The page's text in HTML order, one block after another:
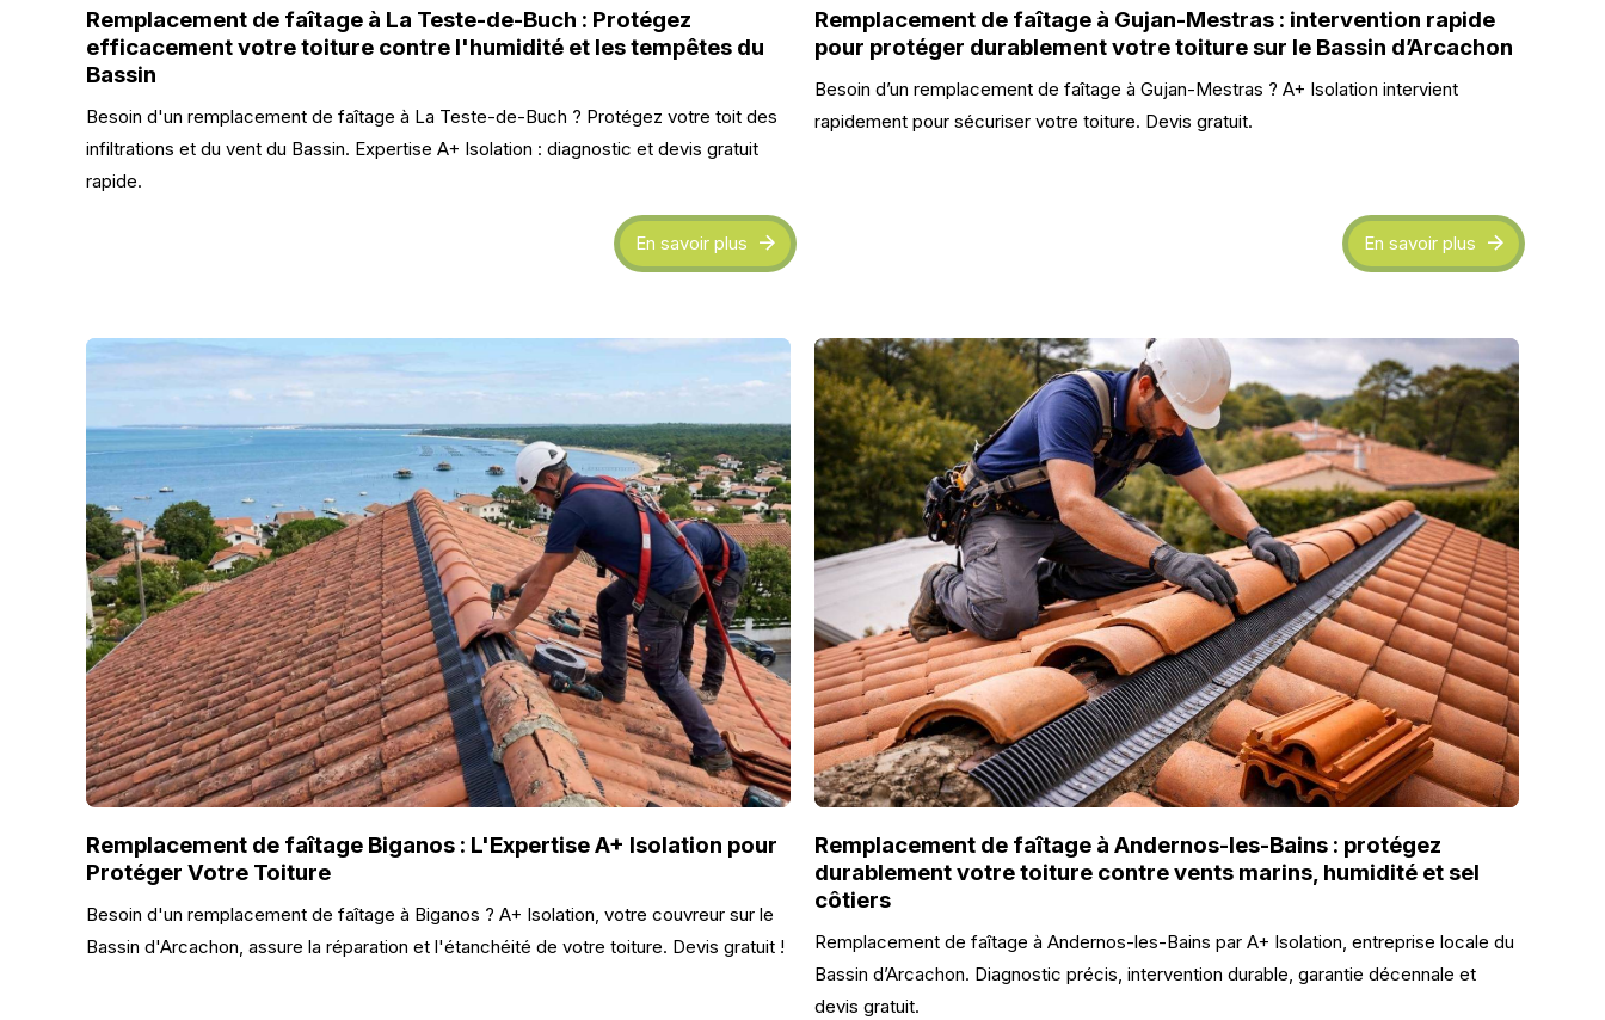
Remplacement de faîtage à La Teste-de-Buch : Protégez
efficacement votre toiture contre l'humidité et les tempêtes du
Bassin
Besoin d'un remplacement de faîtage à La Teste-de-Buch ? Protégez votre toit des
infiltrations et du vent du Bassin. Expertise A+ Isolation : diagnostic et devis gratuit
rapide.
En savoir plus
Remplacement de faîtage à Gujan-Mestras : intervention rapide
pour protéger durablement votre toiture sur le Bassin d’Arcachon
Besoin d’un remplacement de faîtage à Gujan-Mestras ? A+ Isolation intervient
rapidement pour sécuriser votre toiture. Devis gratuit.
En savoir plus
Remplacement de faîtage Biganos : L'Expertise A+ Isolation pour
Protéger Votre Toiture
Besoin d'un remplacement de faîtage à Biganos ? A+ Isolation, votre couvreur sur le
Bassin d'Arcachon, assure la réparation et l'étanchéité de votre toiture. Devis gratuit !
Remplacement de faîtage à Andernos-les-Bains : protégez
durablement votre toiture contre vents marins, humidité et sel
côtiers
Remplacement de faîtage à Andernos-les-Bains par A+ Isolation, entreprise locale du
Bassin d’Arcachon. Diagnostic précis, intervention durable, garantie décennale et
devis gratuit.